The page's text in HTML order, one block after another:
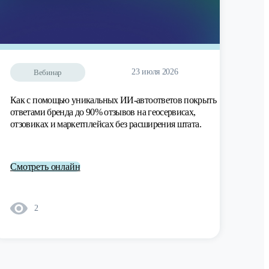
Вебинар 23 июля 2026
Как с помощью уникальных ИИ-автоответов покрыть
ответами бренда до 90% отзывов на геосервисах,
отзовиках и маркетплейсах без расширения штата.
Смотреть онлайн
2